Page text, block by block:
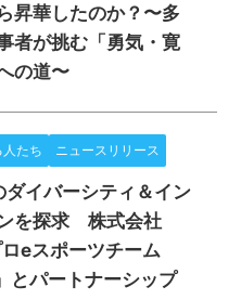
昇華したのか？〜多
者が挑む「勇気・寛
の道〜
たち ニュースリリース
ダイバーシティ＆イン
を探求 株式会社
eスポーツチーム
とパートナーシップ